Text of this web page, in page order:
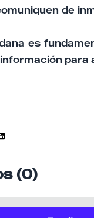
de
es
para
(0)